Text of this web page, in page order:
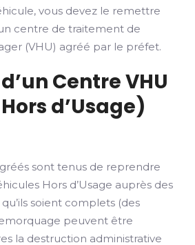
vous devez le remettre
centre de traitement de
(VHU) agréé par le préfet.
Centre VHU
d’Usage)
sont tenus de reprendre
Hors d’Usage auprès des
soient complets (des
peuvent être
la destruction administrative